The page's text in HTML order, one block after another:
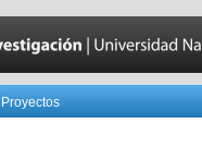
Proyectos